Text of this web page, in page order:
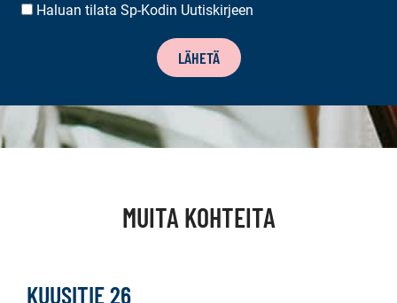
UUTISKIRJEEN
Haluan tilata Sp-Kodin Uutiskirjeen
LÄHETÄ
MUITA KOHTEITA
KUUSITIE 26